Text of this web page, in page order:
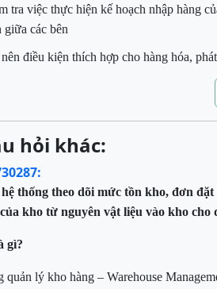
tra việc thực hiện kế hoạch nhập hàng
giữa các bên
điều kiện thích hợp cho hàng hóa,
hỏi khác:
thống theo dõi mức tồn kho, đơn
kho từ nguyên vật liệu vào kho
gì?
quản lý kho hàng – Warehouse